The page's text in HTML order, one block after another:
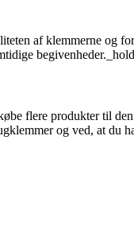
af klemmerne og
flere produkter til
og ved, at du